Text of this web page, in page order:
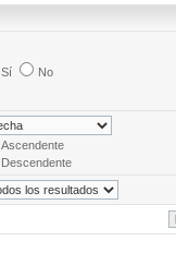
Sí No
Ascendente
Descendente